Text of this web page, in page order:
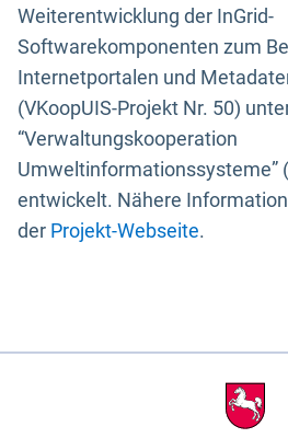
Weiterentwicklung der InGrid-
Softwarekomponenten zum
Internetportalen und
(VKoopUIS-Projekt Nr. 50)
“Verwaltungskooperation
Umweltinformationssysteme”
entwickelt. Nähere
der Projekt-Webseite.